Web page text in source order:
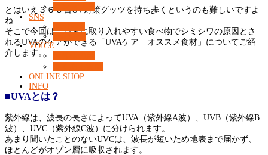
SNS
VOICE
ONLINE SHOP
INFO
とはいえ３６５日UV対策グッツを持ち歩くというのも難しいですよ
ね…
そこで今回は、日常に取り入れやすい食べ物でシミシワの原因とさ
れるUVAのケアができる「UVAケア オススメ食材」についてご紹
介します。
■UVAとは？
紫外線は、波長の長さによってUVA（紫外線A波）、UVB（紫外線B
波）、UVC（紫外線C波）に分けられます。
あまり聞いたことのないUVCは、波長が短いため地表まで届かず、
ほとんどがオゾン層に吸収されます。